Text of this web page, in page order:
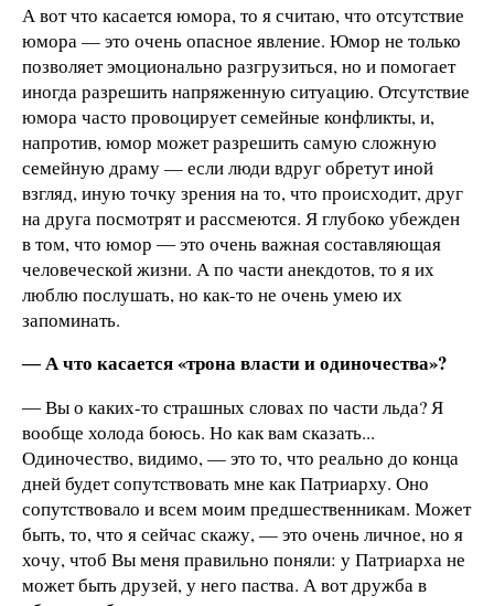
А вот что касается юмора, то я считаю, что отсутствие
юмора — это очень опасное явление. Юмор не только
позволяет эмоционально разгрузиться, но и помогает
иногда разрешить напряженную ситуацию. Отсутствие
юмора часто провоцирует семейные конфликты, и,
напротив, юмор может разрешить самую сложную
семейную драму — если люди вдруг обретут иной
взгляд, иную точку зрения на то, что происходит, друг
на друга посмотрят и рассмеются. Я глубоко убежден
в том, что юмор ― это очень важная составляющая
человеческой жизни. А по части анекдотов, то я их
люблю послушать, но как-то не очень умею их
запоминать.
― А что касается «трона власти и одиночества»?
― Вы о каких-то страшных словах по части льда? Я
вообще холода боюсь. Но как вам сказать...
Одиночество, видимо, — это то, что реально до конца
дней будет сопутствовать мне как Патриарху. Оно
сопутствовало и всем моим предшественникам. Может
быть, то, что я сейчас скажу, — это очень личное, но я
хочу, чтоб Вы меня правильно поняли: у Патриарха не
может быть друзей, у него паства. А вот дружба в